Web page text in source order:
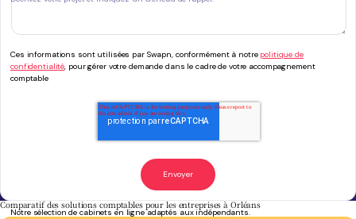
Ces informations sont utilisées par Swapn, conformément à notre politique de
confidentialité, pour gérer votre demande dans le cadre de votre accompagnement
comptable
Comparatif des solutions comptables pour les entreprises à Orléans
Notre sélection de cabinets en ligne adaptés aux indépendants.